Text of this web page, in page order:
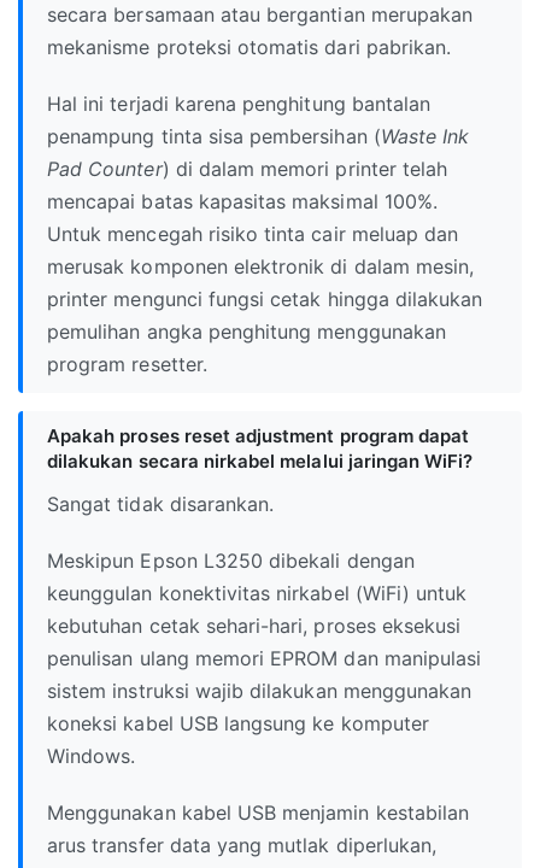
secara bersamaan atau bergantian merupakan
mekanisme proteksi otomatis dari pabrikan.
Hal ini terjadi karena penghitung bantalan
penampung tinta sisa pembersihan (Waste Ink
Pad Counter) di dalam memori printer telah
mencapai batas kapasitas maksimal 100%.
Untuk mencegah risiko tinta cair meluap dan
merusak komponen elektronik di dalam mesin,
printer mengunci fungsi cetak hingga dilakukan
pemulihan angka penghitung menggunakan
program resetter.
Apakah proses reset adjustment program dapat
dilakukan secara nirkabel melalui jaringan WiFi?
Sangat tidak disarankan.
Meskipun Epson L3250 dibekali dengan
keunggulan konektivitas nirkabel (WiFi) untuk
kebutuhan cetak sehari-hari, proses eksekusi
penulisan ulang memori EPROM dan manipulasi
sistem instruksi wajib dilakukan menggunakan
koneksi kabel USB langsung ke komputer
Windows.
Menggunakan kabel USB menjamin kestabilan
arus transfer data yang mutlak diperlukan,